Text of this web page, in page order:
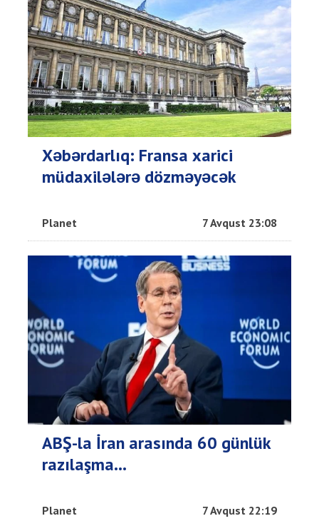
Xəbərdarlıq: Fransa xarici
müdaxilələrə dözməyəcək
Planet 7 Avqust 23:08
ABŞ-la İran arasında 60 günlük
razılaşma...
Planet 7 Avqust 22:19